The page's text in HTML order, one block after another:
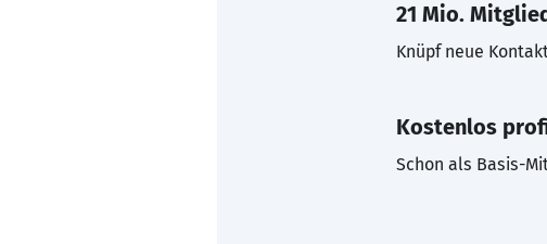
21 Mio.
Knüpf neue
Kostenlos
Schon als Basis-